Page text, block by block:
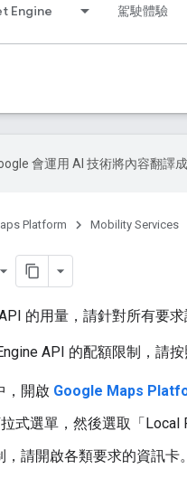
Engine 駕駛體驗
會運用 AI 技術將內容翻譯
Platform Mobility Services
的用量，請針對所有要
API 的配額限制，請按
，開啟 Google Maps
式選單，然後選取「Local
請開啟各類要求的資訊卡。